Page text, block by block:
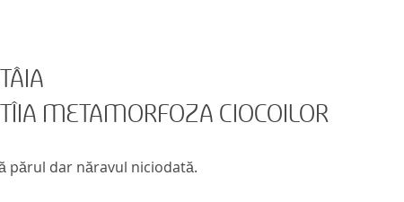
METAMORFOZA CIOCOILOR
părul dar năravul niciodată.